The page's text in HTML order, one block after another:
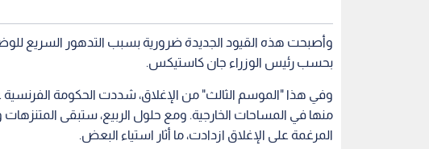
وأصبحت هذه القيود الجديدة ضرورية بسبب التدهور السريع
بحسب رئيس الوزراء جان كاستيكس.
وفي هذا "الموسم الثالث" من الإغلاق، شددت الحكومة الفرنسية
منها في المساحات الخارجية. ومع حلول الربيع، ستبقى المتنزهات
المرغمة على الإغلاق ازدادت، ما أثار استياء البعض.